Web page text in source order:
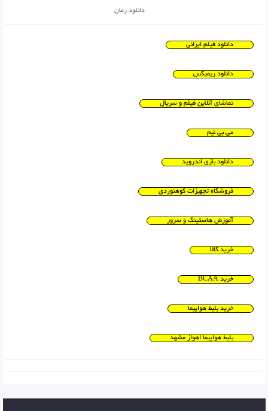
دانلود رمان
دانلود فیلم ایرانی
دانلود ریمیکس
تماشای آنلاین فیلم و سریال
می بی نیم
دانلود بازی اندروید
فروشگاه تجهیزات کوهنوردی
آموزش هاستینگ و سرور
خرید کالا
خرید BCAA
خرید بلیط هواپیما
بلیط هواپیما اهواز مشهد